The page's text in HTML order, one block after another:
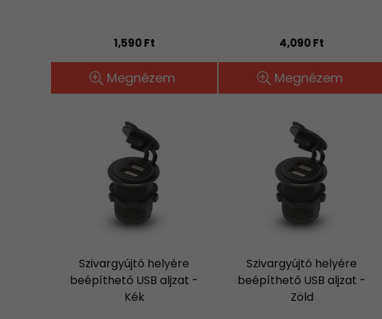
1,590 Ft
Megnézem
4,090 Ft
Megnézem
Szivargyújtó helyére
beépíthető USB aljzat -
Kék
Szivargyújtó helyére
beépíthető USB aljzat -
Zöld